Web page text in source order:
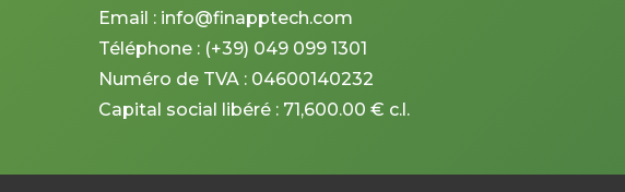
Email : info@finapptech.com
Téléphone : (+39) 049 099 1301
Numéro de TVA : 04600140232
Capital social libéré : 71,600.00 € c.l.